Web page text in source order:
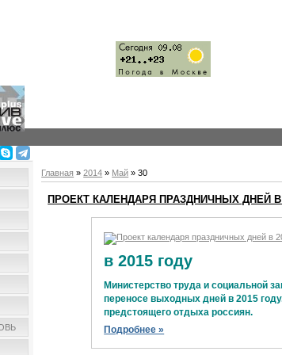
Главная »2014 » Май » 30
ПРОЕКТ КАЛЕНДАРЯ ПРАЗДНИЧНЫХ ДНЕЙ В
в 2015 году
Министерство труда и социальной
переносе выходных дней в 2015
предстоящего отдыха россиян.
Подробнее »